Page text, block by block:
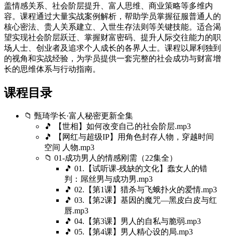
盖情感关系、社会阶层提升、富人思维、商业策略等多维内
容。课程通过大量实战案例解析，帮助学员掌握征服普通人的
核心密法、贵人关系建立、入世生存法则等关键技能。适合渴
望实现社会阶层跃迁、掌握财富密码、提升人际交往能力的职
场人士、创业者及追求个人成长的各界人士。课程以犀利独到
的视角和实战经验，为学员提供一套完整的社会成功与财富增
长的思维体系与行动指南。
课程目录
📁 甄琦学长·富人秘密更新全集
🎵 【世相】如何改变自己的社会阶层.mp3
🎵 【网红与超级IP】用角色封存人物，穿越时间
空间 人物.mp3
📁 01-成功男人的情感刚需（22集全）
🎵 01.【试听课-残缺的文化】蠢女人的错
判：屌丝男与成功男.mp3
🎵 02.【第1课】猎杀与飞蛾扑火的爱情.mp3
🎵 03.【第2课】基因的魔咒—黑皮白皮与红
唇.mp3
🎵 04.【第3课】男人的自私与脆弱.mp3
🎵 05.【第4课】男人精心设的局.mp3